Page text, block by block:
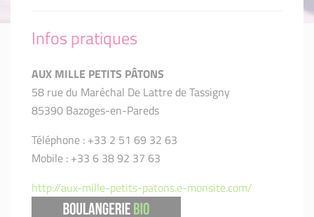
Infos pratiques
AUX MILLE PETITS PÂTONS
58 rue du Maréchal De Lattre de Tassigny
85390 Bazoges-en-Pareds
Téléphone : +33 2 51 69 32 63
Mobile : +33 6 38 92 37 63
http://aux-mille-petits-patons.e-monsite.com/